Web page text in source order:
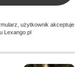
użytkownik akceptuje
Lexango.pl